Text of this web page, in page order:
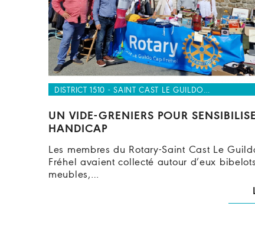
DISTRICT 1510 - SAINT CAST LE GUILDO…
UN VIDE-GRENIERS POUR
HANDICAP
Les membres du Rotary-Saint Cast Le
Fréhel avaient collecté autour d’eux
meubles,…